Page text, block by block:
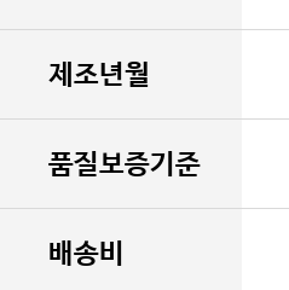
제조년월
품질보증기준
배송비